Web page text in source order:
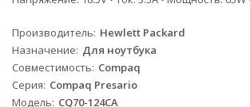
Производитель Hewlett Packard
Назначение Для ноутбука
Совместимость Compaq
Серия Compaq Presario
Модель CQ70-124CA